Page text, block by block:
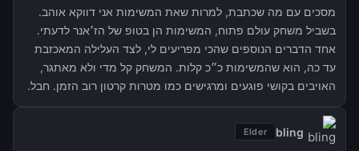
מסכים עם מה שכתבת, למרות שאת המשימות אני דווקא אוהב.
בשביל משחק עולם פתוח, המשימות הן בטופ של הז׳אנר לדעתי.
אחד הדברים הנוספים שהכי מפריעים לי, לצד העלילה המאכזבת
עד כה, הוא שהמשימות כ״כ קלות. המשחק קל מדי ולא מאתגר,
האויבים בקושי פוגעים ומרגישים כמו מטרות קרטון רוב הזמן. חבל.
bling
Elder